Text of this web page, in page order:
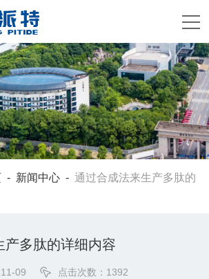
- 新闻中心 -通过合成法来生产多肽的
产多肽的详细内容
09 点击次数：1392